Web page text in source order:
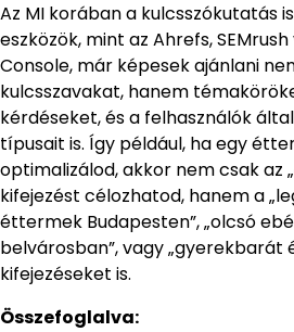
Az MI korában a kulcsszókutatás
eszközök, mint az Ahrefs,
Console, már képesek ajánlani
kulcsszavakat, hanem
kérdéseket, és a felhasználók
típusait is. Így például, ha egy
optimalizálod, akkor nem csak az
kifejezést célozhatod, hanem a
éttermek Budapesten”, „olcsó
belvárosban”, vagy „gyerekbarát
kifejezéseket is.
Összefoglalva: